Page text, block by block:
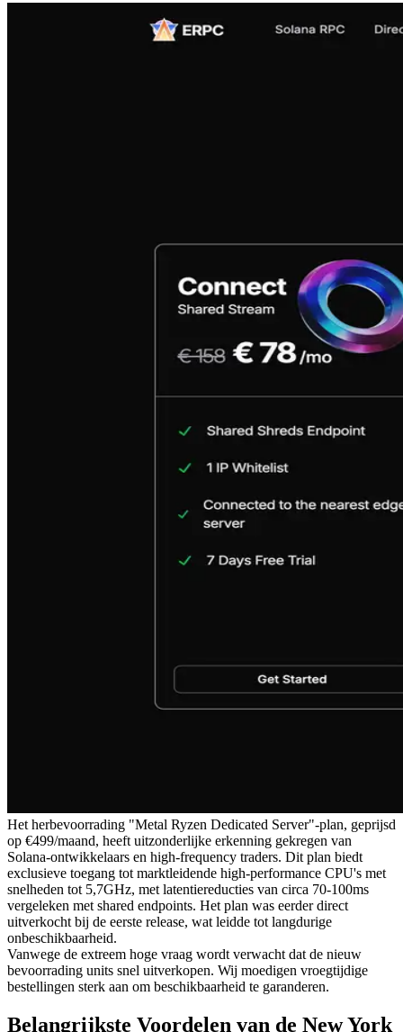
Het herbevoorrading "Metal Ryzen Dedicated Server"-plan, geprijsd
op €499/maand, heeft uitzonderlijke erkenning gekregen van
Solana-ontwikkelaars en high-frequency traders. Dit plan biedt
exclusieve toegang tot marktleidende high-performance CPU's met
snelheden tot 5,7GHz, met latentiereducties van circa 70-100ms
vergeleken met shared endpoints. Het plan was eerder direct
uitverkocht bij de eerste release, wat leidde tot langdurige
onbeschikbaarheid.
Vanwege de extreem hoge vraag wordt verwacht dat de nieuw
bevoorrading units snel uitverkopen. Wij moedigen vroegtijdige
bestellingen sterk aan om beschikbaarheid te garanderen.
Belangrijkste Voordelen van de New York